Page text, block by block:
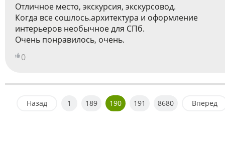
Отличное место, экскурсия, экскурсовод.
Когда все сошлось.архитектура и оформление
интерьеров необычное для СПб.
Очень понравилось, очень.
0
Назад 1 189 190 191 8680 Вперед